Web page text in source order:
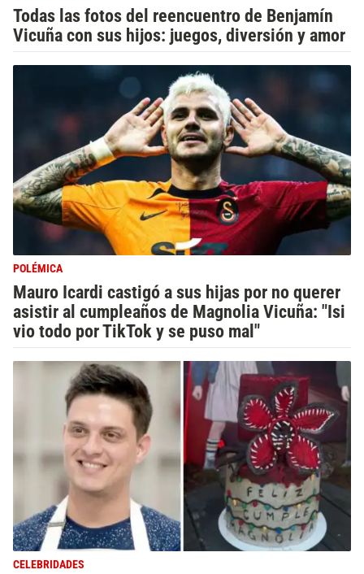
Todas las fotos del reencuentro de Benjamín
Vicuña con sus hijos: juegos, diversión y amor
POLÉMICA
Mauro Icardi castigó a sus hijas por no querer
asistir al cumpleaños de Magnolia Vicuña: "Isi
vio todo por TikTok y se puso mal"
CELEBRIDADES